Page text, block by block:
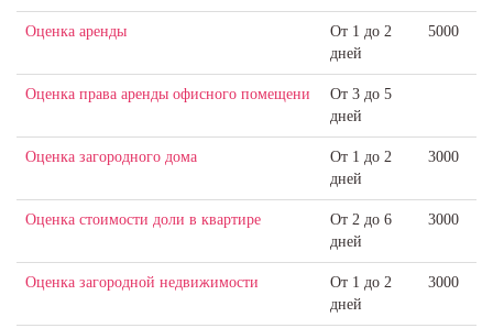
Оценка аренды
От 1 до 2
дней
5000
Оценка права аренды офисного помещени
От 3 до 5
дней
Оценка загородного дома
От 1 до 2
дней
3000
Оценка стоимости доли в квартире
От 2 до 6
дней
3000
Оценка загородной недвижимости
От 1 до 2
дней
3000